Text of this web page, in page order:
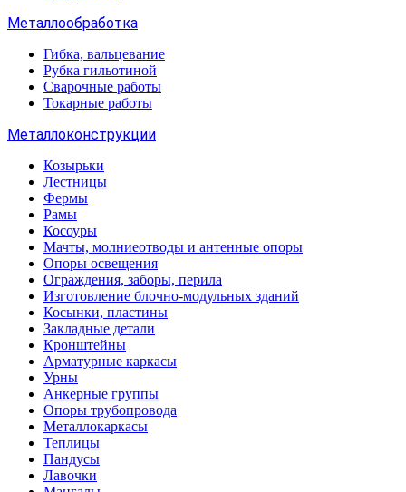
Металлообработка
Гибка, вальцевание
Рубка гильотиной
Сварочные работы
Токарные работы
Металлоконструкции
Козырьки
Лестницы
Фермы
Рамы
Косоуры
Мачты, молниеотводы и антенные опоры
Опоры освещения
Ограждения, заборы, перила
Изготовление блочно-модульных зданий
Косынки, пластины
Закладные детали
Кронштейны
Арматурные каркасы
Урны
Анкерные группы
Опоры трубопровода
Металлокаркасы
Теплицы
Пандусы
Лавочки